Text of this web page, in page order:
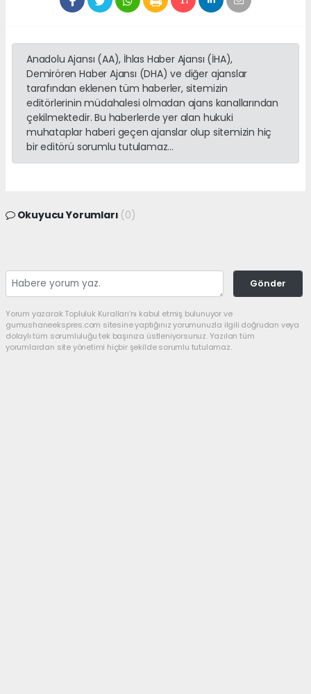
Anadolu Ajansı (AA), İhlas Haber Ajansı (İHA),
Demirören Haber Ajansı (DHA) ve diğer ajanslar
tarafından eklenen tüm haberler, sitemizin
editörlerinin müdahalesi olmadan ajans kanallarından
çekilmektedir. Bu haberlerde yer alan hukuki
muhataplar haberi geçen ajanslar olup sitemizin hiç
bir editörü sorumlu tutulamaz...
Okuyucu Yorumları (0)
Gönder
Yorum yazarak Topluluk Kuralları’nı kabul etmiş bulunuyor ve
gumushaneekspres.com sitesine yaptığınız yorumunuzla ilgili doğrudan veya
dolaylı tüm sorumluluğu tek başınıza üstleniyorsunuz. Yazılan tüm
yorumlardan site yönetimi hiçbir şekilde sorumlu tutulamaz.